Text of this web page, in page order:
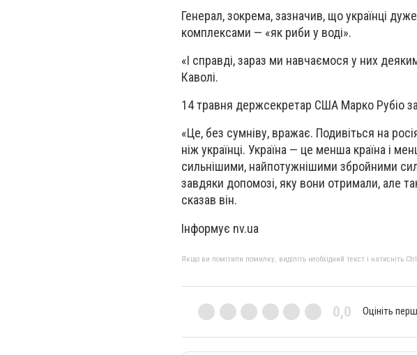
Генерал, зокрема, зазначив, що українці
комплексами — «як риби у воді».
«І справді, зараз ми навчаємося у них
Каволі.
14 травня держсекретар США Марко Рубіо
«Це, без сумніву, вражає. Подивіться на
ніж українці. Україна — це менша країна і
сильнішими, найпотужнішими збройними
завдяки допомозі, яку вони отримали, але
сказав він.
Інформує nv.ua
Якщо ви помітили помилку, виділіть необхідний текст і натисніть
0,0 Оцініть